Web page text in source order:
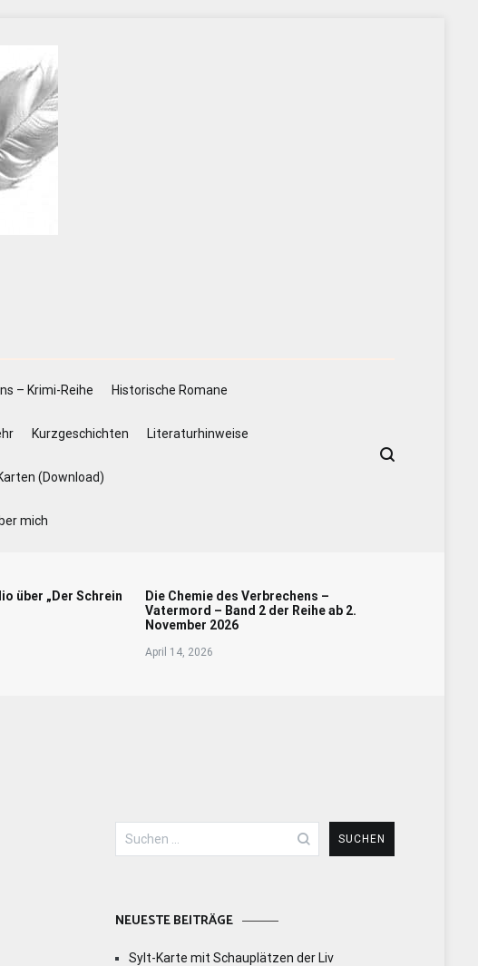
– Krimi-Reihe Historische Romane
Kurzgeschichten Literaturhinweise
(Download)
mich
über „Der Schrein
Die Chemie des Verbrechens –
Vatermord – Band 2 der Reihe ab 2.
November 2026
April 14, 2026
Suchen
nach:
NEUESTE BEITRÄGE
Sylt-Karte mit Schauplätzen der Liv